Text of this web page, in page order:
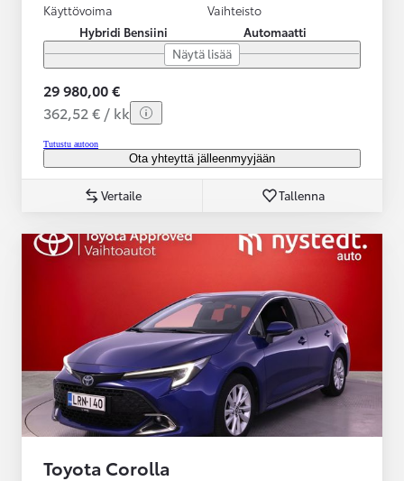
Käyttövoima
Hybridi Bensiini
Vaihteisto
Automaatti
Näytä lisää
29 980,00 €
362,52 € / kk
Tutustu autoon
Ota yhteyttä jälleenmyyjään
Vertaile Tallenna
Toyota Corolla